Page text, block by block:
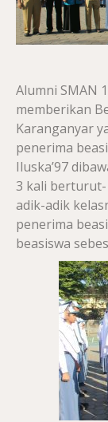
Alumni SMAN
memberikan
Karanganyar
penerima
Iluska’97
3 kali
adik-adik
penerima
beasiswa